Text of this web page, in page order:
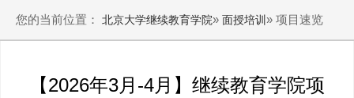
您的当前位置： 北京大学继续教育学院» 面授培训» 项目速览
【2026年3月-4月】继续教育学院项